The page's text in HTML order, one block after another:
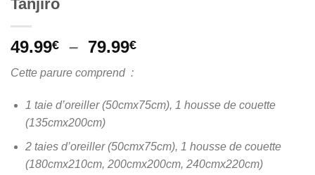
Tanjiro
49.99€ – 79.99€Plage
49.99€
à
Cette parure comprend :
1 taie d’oreiller (50cmx75cm), 1 housse de couette
(135cmx200cm)
2 taies d’oreiller (50cmx75cm), 1 housse de couette
(180cmx210cm, 200cmx200cm, 240cmx220cm)